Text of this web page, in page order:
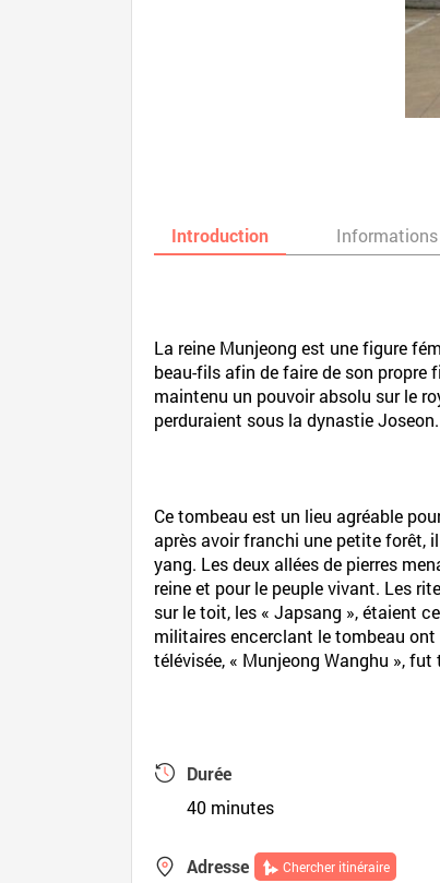
Introduction
La reine Munjeong est une figure
beau-fils afin de faire de son propre
maintenu un pouvoir absolu sur le
perduraient sous la dynastie
Ce tombeau est un lieu agréable
après avoir franchi une petite forêt,
yang. Les deux allées de pierres
reine et pour le peuple vivant. Les
sur le toit, les « Japsang », étaient
militaires encerclant le tombeau ont
télévisée, « Munjeong Wanghu », fut
Durée
40 minutes
Adresse Chercher itinéraire